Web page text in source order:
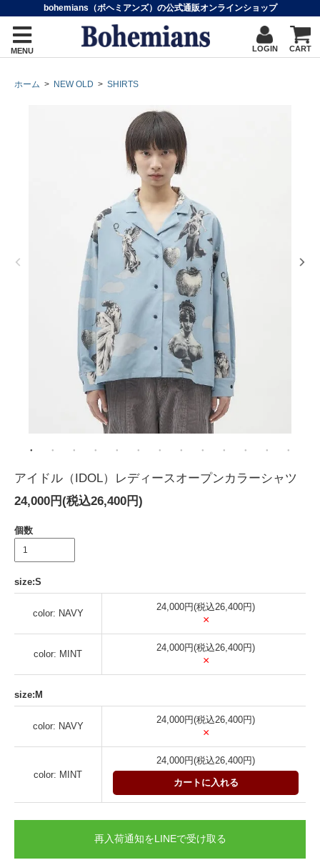
bohemians（ボヘミアンズ）の公式通販オンラインショップ
MENU LOGIN CART
ホーム > NEW OLD > SHIRTS
アイドル（IDOL）レディースオープンカラーシャツ
24,000円(税込26,400円)
個数
size:S
color: NAVY
24,000円(税込26,400円)
×
color: MINT
24,000円(税込26,400円)
×
size:M
color: NAVY
24,000円(税込26,400円)
×
color: MINT
24,000円(税込26,400円)
カートに入れる
再入荷通知をLINEで受け取る